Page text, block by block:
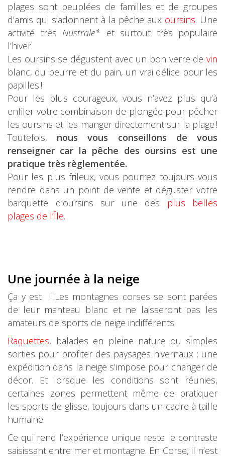
plages sont peuplées de familles et de groupes
d’amis qui s’adonnent à la pêche aux oursins. Une
activité très Nustrale* et surtout très populaire
l’hiver.
Les oursins se dégustent avec un bon verre de vin
blanc, du beurre et du pain, un vrai délice pour les
papilles !
Pour les plus courageux, vous n’avez plus qu’à
enfiler votre combinaison de plongée pour pêcher
les oursins et les manger directement sur la plage !
Toutefois, nous vous conseillons de vous
renseigner car la pêche des oursins est une
pratique très règlementée.
Pour les plus frileux, vous pourrez toujours vous
rendre dans un point de vente et déguster votre
barquette d’oursins sur une des
plus belles
plages de l’Île.
Une journée à la neige
Ça y est ! Les montagnes corses se sont parées
de leur manteau blanc et ne laisseront pas les
amateurs de sports de neige indifférents.
Raquettes, balades en pleine nature ou simples
sorties pour profiter des paysages hivernaux : une
expédition dans la neige s’impose pour changer de
décor. Et lorsque les conditions sont réunies,
certaines zones permettent même de pratiquer
les sports de glisse, toujours dans un cadre à taille
humaine.
Ce qui rend l’expérience unique reste le contraste
saisissant entre mer et montagne. En Corse, il n’est